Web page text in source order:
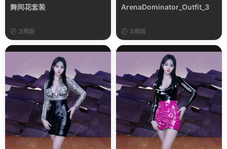
舞间花套装
3周前
ArenaDominator_Outfit_3
3周前